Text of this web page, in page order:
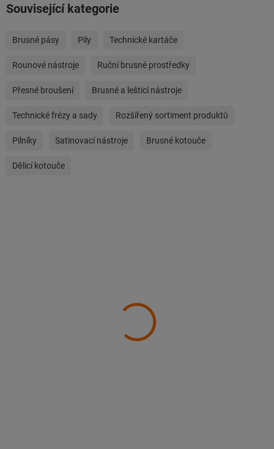
Související kategorie
Brusné pásy Pily Technické kartáče
Rounové nástroje Ruční brusné prostředky
Přesné broušení Brusné a lešticí nástroje
Technické frézy a sady Rozšířený sortiment produktů
Pilníky Satinovací nástroje Brusné kotouče
Dělicí kotouče